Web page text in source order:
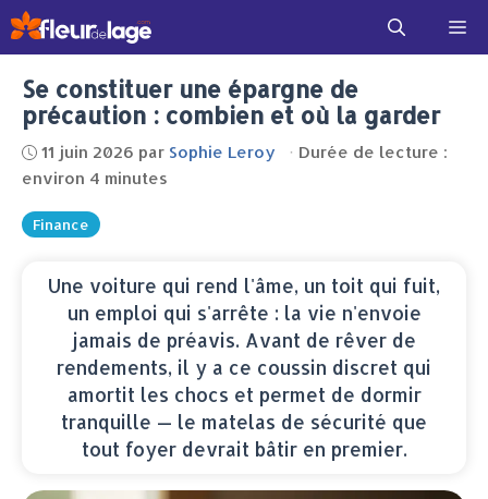
Aller
au
contenu
Finance
Se constituer une épargne de
précaution : combien et où la garder
11 juin 2026 par Sophie Leroy · Durée de lecture :
environ 4 minutes
Une voiture qui rend l'âme, un toit qui fuit,
un emploi qui s'arrête : la vie n'envoie
jamais de préavis. Avant de rêver de
rendements, il y a ce coussin discret qui
amortit les chocs et permet de dormir
tranquille — le matelas de sécurité que
tout foyer devrait bâtir en premier.